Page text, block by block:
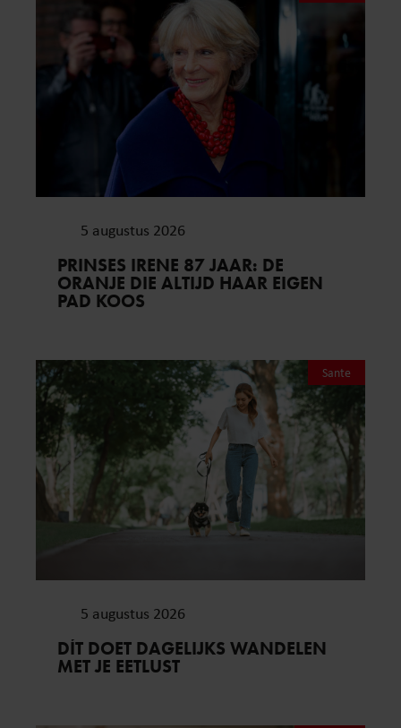
5 augustus 2026
PRINSES IRENE 87 JAAR: DE
ORANJE DIE ALTIJD HAAR EIGEN
PAD KOOS
Sante
5 augustus 2026
DÍT DOET DAGELIJKS WANDELEN
MET JE EETLUST